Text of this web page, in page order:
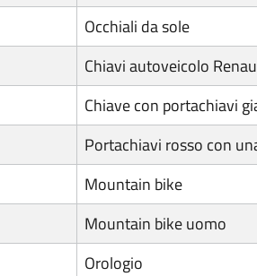
Occhiali da sole
Chiavi autoveicolo
Chiave con portachiavi
Portachiavi rosso con
Mountain bike
Mountain bike uomo
Orologio